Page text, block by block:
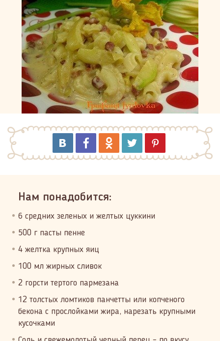
Нам понадобится:
6 средних зеленых и желтых цуккини
500 г пасты пенне
4 желтка крупных яиц
100 мл жирных сливок
2 горсти тертого пармезана
12 толстых ломтиков панчетты или копченого
бекона с прослойками жира, нарезать крупными
кусочками